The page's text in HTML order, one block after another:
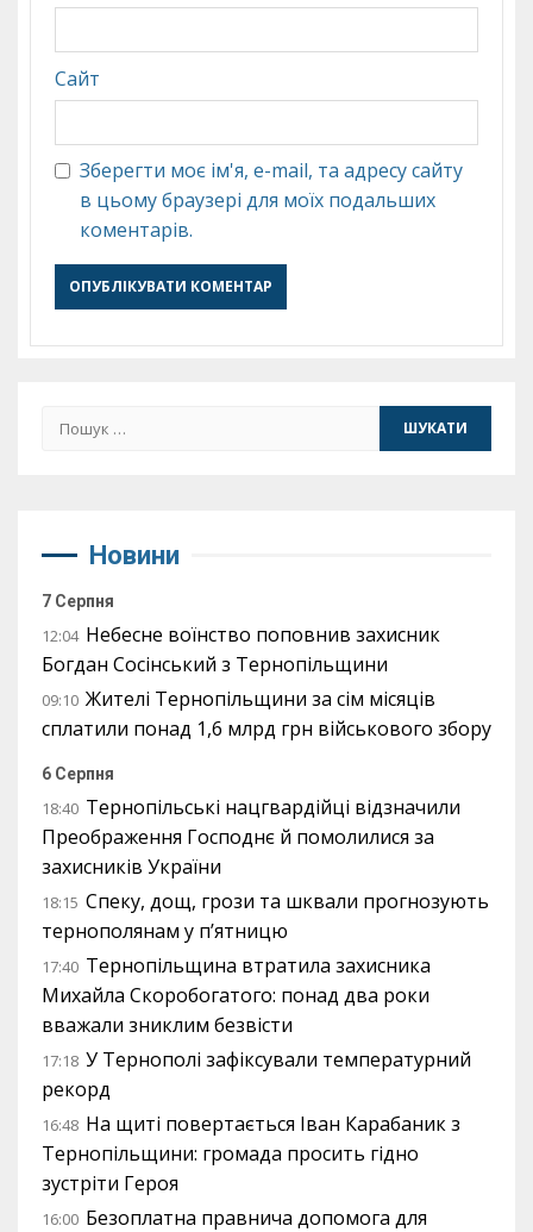
Сайт
Зберегти моє ім'я, e-mail, та адресу сайту
в цьому браузері для моїх подальших
коментарів.
Пошук:
Новини
7 Серпня
12:04 Небесне воїнство поповнив захисник
Богдан Сосінський з Тернопільщини
09:10 Жителі Тернопільщини за сім місяців
сплатили понад 1,6 млрд грн військового збору
6 Серпня
18:40 Тернопільські нацгвардійці відзначили
Преображення Господнє й помолилися за
захисників України
18:15 Спеку, дощ, грози та шквали прогнозують
тернополянам у п’ятницю
17:40 Тернопільщина втратила захисника
Михайла Скоробогатого: понад два роки
вважали зниклим безвісти
17:18 У Тернополі зафіксували температурний
рекорд
16:48 На щиті повертається Іван Карабаник з
Тернопільщини: громада просить гідно
зустріти Героя
16:00 Безоплатна правнича допомога для